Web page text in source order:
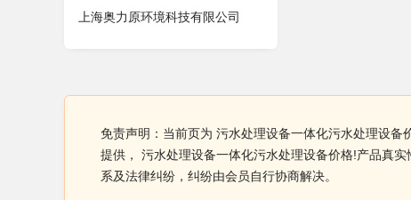
上海奥力原环境科技有限公司
免责声明：当前页为 污水处理设备一体化污水处理设
提供， 污水处理设备一体化污水处理设备价格!产品真
系及法律纠纷，纠纷由会员自行协商解决。